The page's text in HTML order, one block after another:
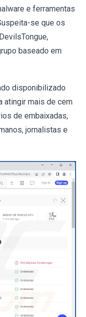
e ferramentas
se que os
baseado em
disponibilizado
atingir mais de cem
de embaixadas,
jornalistas e